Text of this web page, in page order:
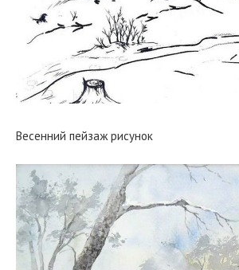
Весенний пейзаж рисунок